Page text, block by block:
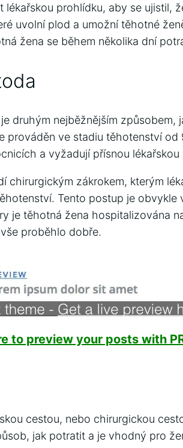
lékařskou prohlídku, aby se ujistil,
uvolní plod a umožní těhotné
žena se během několika dní
druhým nejběžnějším způsobem,
prováděn ve stadiu těhotenství od
a vyžadují přísnou lékařskou
chirurgickým zákrokem, kterým
Tento postup je obvykle
je těhotná žena hospitalizována
proběhlo dobře.
to preview your posts with
cestou, nebo chirurgickou
jak potratit a je vhodný pro